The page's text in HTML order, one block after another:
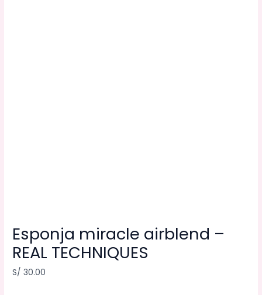
Esponja miracle airblend –
REAL TECHNIQUES
S/ 30.00